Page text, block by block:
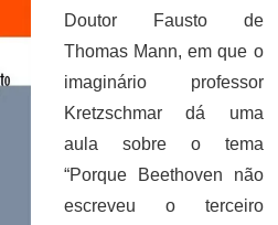
Doutor Fausto de
Thomas Mann, em que o
imaginário professor
Kretzschmar dá uma
aula sobre o tema
“Porque Beethoven não
escreveu o terceiro